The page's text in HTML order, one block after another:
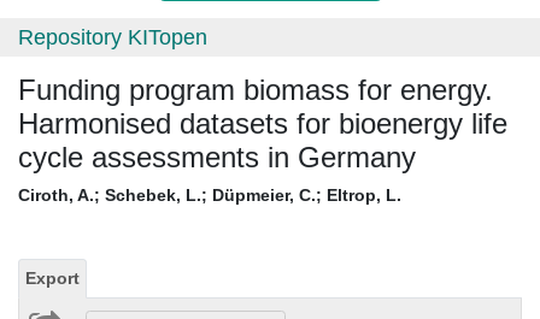
Repository KITopen
Funding program biomass for energy.
Harmonised datasets for bioenergy life
cycle assessments in Germany
Ciroth, A.; Schebek, L.; Düpmeier, C.; Eltrop, L.
Export